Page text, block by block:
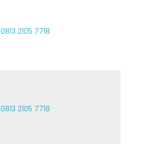
0813 2105 7718
0813 2105 7718